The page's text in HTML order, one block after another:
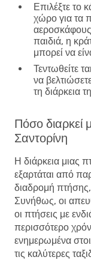
Επιλέξτε το
χώρο για τα
παιδιά, η
μπορεί να
Τεντωθείτε
να
τη διάρκεια
Πόσο
Σαντορίνη
Η διάρκεια μιας
εξαρτάται από
διαδρομή πτήσης,
Συνήθως, οι
οι πτήσεις με
περισσότερο
ενημερωμένα
τις καλύτερες